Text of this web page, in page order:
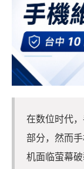
在数位时代
部分，然而
机面临萤幕